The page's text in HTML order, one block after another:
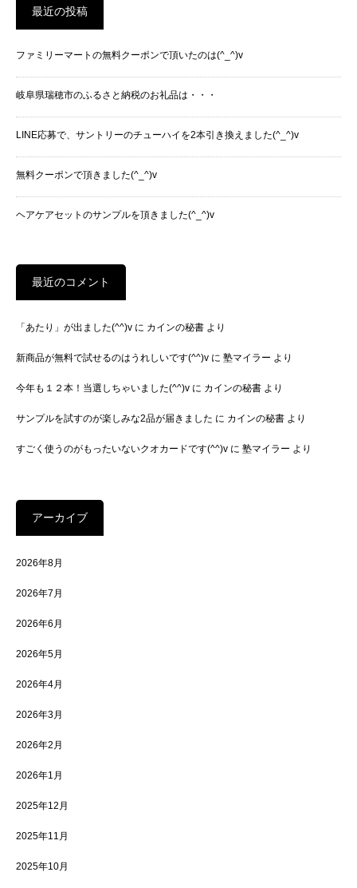
最近の投稿
ファミリーマートの無料クーポンで頂いたのは(^_^)v
岐阜県瑞穂市のふるさと納税のお礼品は・・・
LINE応募で、サントリーのチューハイを2本引き換えました(^_^)v
無料クーポンで頂きました(^_^)v
ヘアケアセットのサンプルを頂きました(^_^)v
最近のコメント
「あたり」が出ました(^^)v に カインの秘書 より
新商品が無料で試せるのはうれしいです(^^)v に 塾マイラー より
今年も１２本！当選しちゃいました(^^)v に カインの秘書 より
サンプルを試すのが楽しみな2品が届きました に カインの秘書 より
すごく使うのがもったいないクオカードです(^^)v に 塾マイラー より
アーカイブ
2026年8月
2026年7月
2026年6月
2026年5月
2026年4月
2026年3月
2026年2月
2026年1月
2025年12月
2025年11月
2025年10月